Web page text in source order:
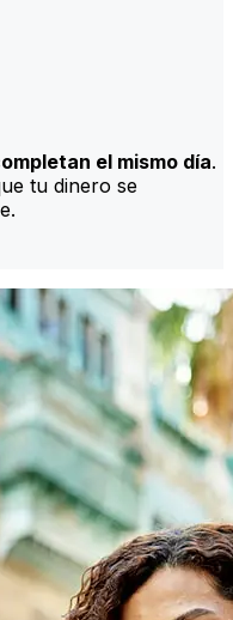
el mismo día.
tu dinero se